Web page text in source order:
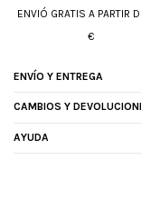
ENVIÓ GRATIS A PARTIR
€
ENVÍO Y ENTREGA
CAMBIOS Y
AYUDA